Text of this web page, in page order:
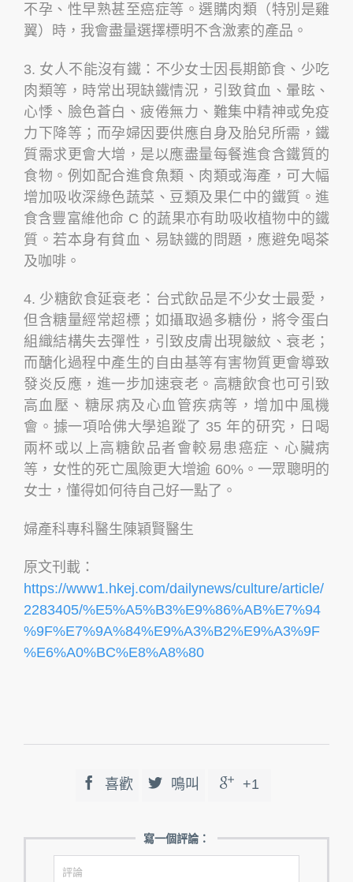
不孕、性早熟甚至癌症等。選購肉類（特別是雞
翼）時，我會盡量選擇標明不含激素的產品。
3. 女人不能沒有鐵：不少女士因長期節食、少吃
肉類等，時常出現缺鐵情況，引致貧血、暈眩、
心悸、臉色蒼白、疲倦無力、難集中精神或免疫
力下降等；而孕婦因要供應自身及胎兒所需，鐵
質需求更會大增，是以應盡量每餐進食含鐵質的
食物。例如配合進食魚類、肉類或海產，可大幅
增加吸收深綠色蔬菜、豆類及果仁中的鐵質。進
食含豐富維他命 C 的蔬果亦有助吸收植物中的鐵
質。若本身有貧血、易缺鐵的問題，應避免喝茶
及咖啡。
4. 少糖飲食延衰老：台式飲品是不少女士最愛，
但含糖量經常超標；如攝取過多糖份，將令蛋白
組織結構失去彈性，引致皮膚出現皺紋、衰老；
而醣化過程中產生的自由基等有害物質更會導致
發炎反應，進一步加速衰老。高糖飲食也可引致
高血壓、糖尿病及心血管疾病等，增加中風機
會。據一項哈佛大學追蹤了 35 年的研究，日喝
兩杯或以上高糖飲品者會較易患癌症、心臟病
等，女性的死亡風險更大增逾 60%。一眾聰明的
女士，懂得如何待自己好一點了。
婦產科專科醫生陳穎賢醫生
原文刊載：
https://www1.hkej.com/dailynews/culture/article/
2283405/%E5%A5%B3%E9%86%AB%E7%94
%9F%E7%9A%84%E9%A3%B2%E9%A3%9F
%E6%A0%BC%E8%A8%80
 喜歡  鳴叫  +1
寫一個評論：